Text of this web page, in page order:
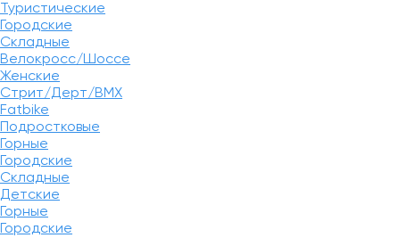
Туристические
Городские
Складные
Велокросс/Шоссе
Женские
Стрит/Дерт/BMX
Fatbike
Подростковые
Горные
Городские
Складные
Детские
Горные
Городские